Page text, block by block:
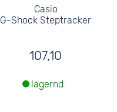
Casio
G-Shock Steptracker
107,10
lagernd